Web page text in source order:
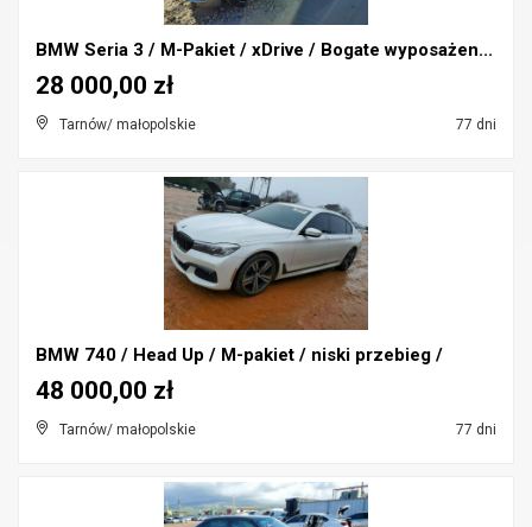
BMW Seria 3 / M-Pakiet / xDrive / Bogate wyposażen...
Tarnów/ małopolskie 77 dni
28 000,00 zł
BMW 740 / Head Up / M-pakiet / niski przebieg /
Tarnów/ małopolskie 77 dni
48 000,00 zł